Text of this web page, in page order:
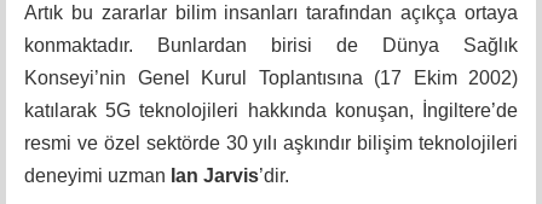
Artık bu zararlar bilim insanları tarafından açıkça ortaya
konmaktadır. Bunlardan birisi de Dünya Sağlık
Konseyi’nin Genel Kurul Toplantısına (17 Ekim 2002)
katılarak 5G teknolojileri hakkında konuşan, İngiltere’de
resmi ve özel sektörde 30 yılı aşkındır bilişim teknolojileri
deneyimi uzman Ian Jarvis’dir.